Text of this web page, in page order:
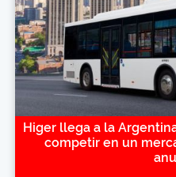
Higer llega a la
competir en un